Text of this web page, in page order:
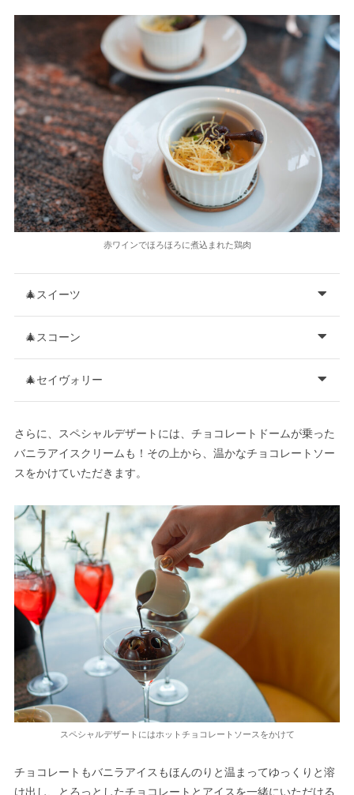
赤ワインでほろほろに煮込まれた鶏肉
🎄スイーツ
🎄スコーン
🎄セイヴォリー
さらに、スペシャルデザートには、チョコレートドームが乗った
バニラアイスクリームも！その上から、温かなチョコレートソー
スをかけていただきます。
スペシャルデザートにはホットチョコレートソースをかけて
チョコレートもバニラアイスもほんのりと温まってゆっくりと溶
け出し、とろっとしたチョコレートとアイスを一緒にいただける